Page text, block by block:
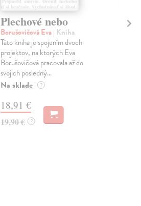
Plechové nebo
Borušovičová Eva| Kniha
Táto kniha je spojením dvoch
projektov, na ktorých Eva
Borušovičová pracovala až do
svojich posledný...
Na sklade ?
18,91 €
19,90 € ?